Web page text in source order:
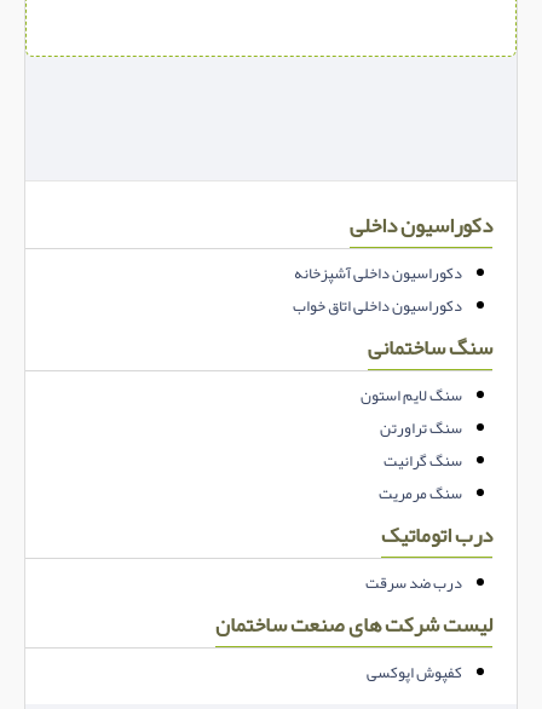
ماشین آلات ساختمانی
دکوراسیون داخلی
دکوراسیون داخلی آشپزخانه
دکوراسیون داخلی اتاق خواب
سنگ ساختمانی
سنگ لایم استون
سنگ تراورتن
سنگ گرانیت
سنگ مرمریت
درب اتوماتیک
درب ضد سرقت
لیست شرکت های صنعت ساختمان
کفپوش اپوکسی